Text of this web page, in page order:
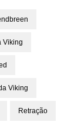
Viking
Viking
Retração